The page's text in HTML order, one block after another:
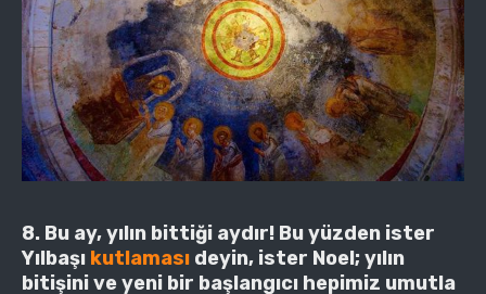
8. Bu ay, yılın bittiği aydır! Bu yüzden ister
Yılbaşı kutlaması deyin, ister Noel; yılın
bitişini ve yeni bir başlangıcı hepimiz umutla